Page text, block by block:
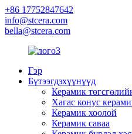
+86 17752847642
info@stcera.com
bella@stcera.com
Гэр
Бүтээгдэхүүнүүд
Керамик
Хагас конус
Керамик хоолой
Керамик саваа